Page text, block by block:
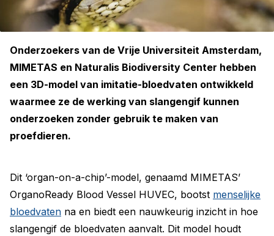
Onderzoekers van de Vrije Universiteit Amsterdam,
MIMETAS en Naturalis Biodiversity Center hebben
een 3D-model van imitatie-bloedvaten ontwikkeld
waarmee ze de werking van slangengif kunnen
onderzoeken zonder gebruik te maken van
proefdieren.
Dit ‘organ-on-a-chip’-model, genaamd MIMETAS’
OrganoReady Blood Vessel HUVEC, bootst menselijke
bloedvaten na en biedt een nauwkeurig inzicht in hoe
slangengif de bloedvaten aanvalt. Dit model houdt